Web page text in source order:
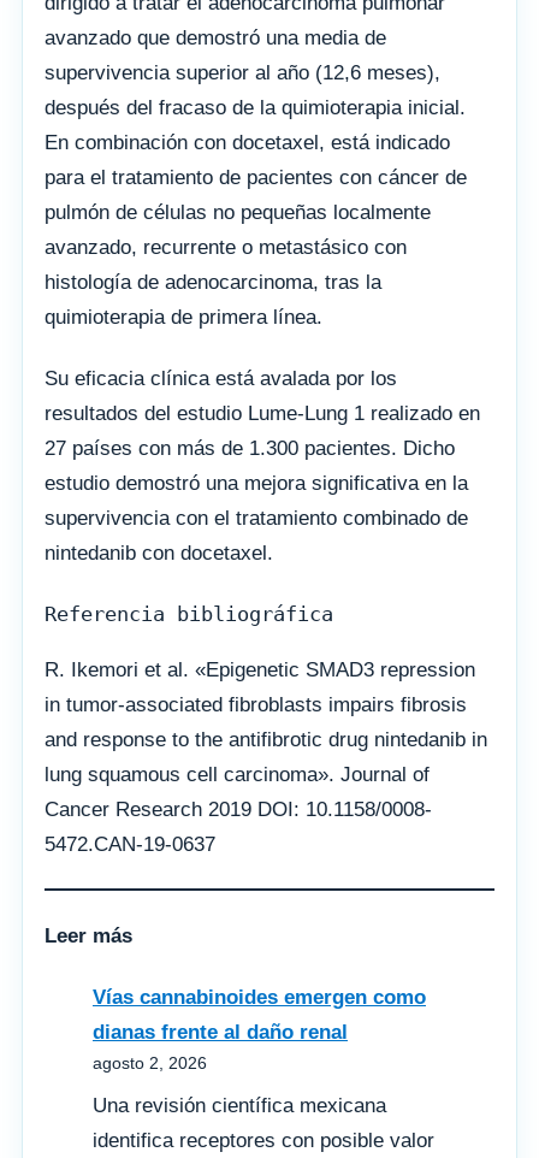
avanzado que demostró una media de
supervivencia superior al año (12,6 meses),
después del fracaso de la quimioterapia inicial.
En combinación con docetaxel, está indicado
para el tratamiento de pacientes con cáncer de
pulmón de células no pequeñas localmente
avanzado, recurrente o metastásico con
histología de adenocarcinoma, tras la
quimioterapia de primera línea.
Su eficacia clínica está avalada por los
resultados del estudio Lume-Lung 1 realizado en
27 países con más de 1.300 pacientes. Dicho
estudio demostró una mejora significativa en la
supervivencia con el tratamiento combinado de
nintedanib con docetaxel.
Referencia bibliográfica
R. Ikemori et al. «Epigenetic SMAD3 repression
in tumor-associated fibroblasts impairs fibrosis
and response to the antifibrotic drug nintedanib in
lung squamous cell carcinoma». Journal of
Cancer Research 2019 DOI: 10.1158/0008-
5472.CAN-19-0637
Leer más
Vías cannabinoides emergen como
dianas frente al daño renal
agosto 2, 2026
Una revisión científica mexicana
identifica receptores con posible valor